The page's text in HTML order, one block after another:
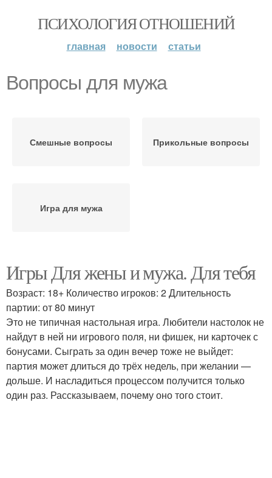
ПСИХОЛОГИЯ ОТНОШЕНИЙ
главная новости статьи
Вопросы для мужа
Смешные вопросы Прикольные вопросы
Игра для мужа
Игры Для жены и мужа. Для тебя
Возраст: 18+ Количество игроков: 2 Длительность
партии: от 80 минут
Это не типичная настольная игра. Любители настолок не
найдут в ней ни игрового поля, ни фишек, ни карточек с
бонусами. Сыграть за один вечер тоже не выйдет:
партия может длиться до трёх недель, при желании —
дольше. И насладиться процессом получится только
один раз. Рассказываем, почему оно того стоит.